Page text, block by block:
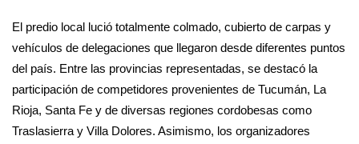
El predio local lució totalmente colmado, cubierto de carpas y
vehículos de delegaciones que llegaron desde diferentes puntos
del país. Entre las provincias representadas, se destacó la
participación de competidores provenientes de Tucumán, La
Rioja, Santa Fe y de diversas regiones cordobesas como
Traslasierra y Villa Dolores. Asimismo, los organizadores